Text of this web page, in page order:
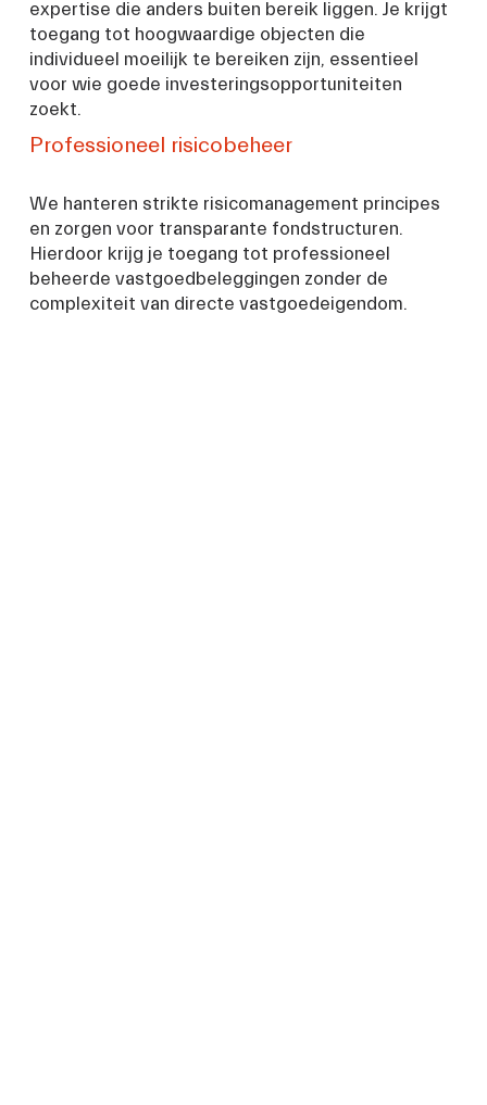
expertise die anders buiten bereik liggen. Je krijgt
toegang tot hoogwaardige objecten die
individueel moeilijk te bereiken zijn, essentieel
voor wie goede investeringsopportuniteiten
zoekt.
Professioneel risicobeheer
We hanteren strikte risicomanagement principes
en zorgen voor transparante fondstructuren.
Hierdoor krijg je toegang tot professioneel
beheerde vastgoedbeleggingen zonder de
complexiteit van directe vastgoedeigendom.